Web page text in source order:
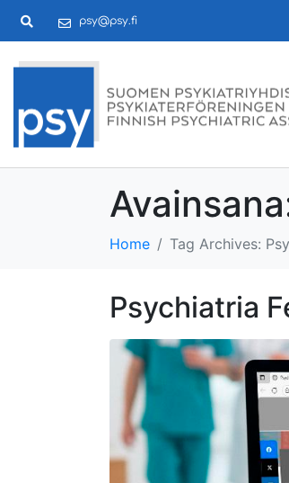
psy@psy.fi
Home Tag Archives:
Psychiatria